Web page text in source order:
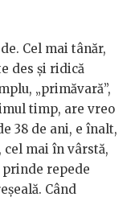
Cel mai tânăr,
des și ridică
„primăvară”,
timp, are vreo
38 de ani, e înalt,
mai în vârstă,
prinde repede
Când